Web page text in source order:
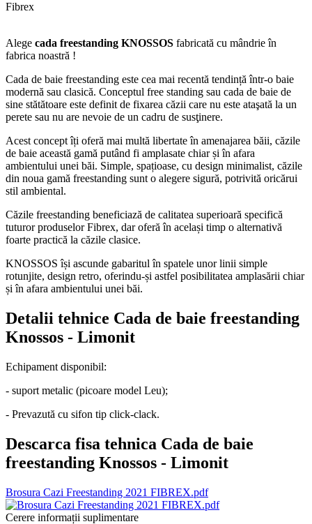
Fibrex
Alege cada freestanding KNOSSOS fabricată cu mândrie în
fabrica noastră !
Cada de baie freestanding este cea mai recentă tendință într-o baie
modernă sau clasică. Conceptul free standing sau cada de baie de
sine stătătoare este definit de fixarea căzii care nu este ataşată la un
perete sau nu are nevoie de un cadru de susţinere.
Acest concept îți oferă mai multă libertate în amenajarea băii, căzile
de baie această gamă putând fi amplasate chiar și în afara
ambientului unei băi. Simple, spațioase, cu design minimalist, căzile
din noua gamă freestanding sunt o alegere sigură, potrivită oricărui
stil ambiental.
Căzile freestanding beneficiază de calitatea superioară specifică
tuturor produselor Fibrex, dar oferă în același timp o alternativă
foarte practică la căzile clasice.
KNOSSOS își ascunde gabaritul în spatele unor linii simple
rotunjite, design retro, oferindu-și astfel posibilitatea amplasării chiar
și în afara ambientului unei băi.
Detalii tehnice Cada de baie freestanding
Knossos - Limonit
Echipament disponibil:
- suport metalic (picoare model Leu);
- Prevazută cu sifon tip click-clack.
Descarca fisa tehnica Cada de baie
freestanding Knossos - Limonit
Brosura Cazi Freestanding 2021 FIBREX.pdf
Cerere informații suplimentare